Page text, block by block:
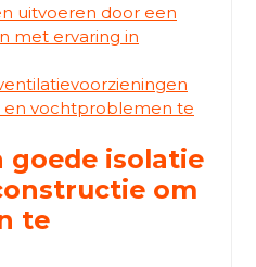
uitvoeren door een
met ervaring in
en vochtproblemen te
goede isolatie
om
te